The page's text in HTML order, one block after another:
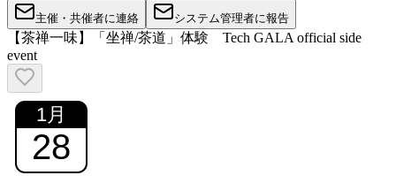
主催・共催者に連絡 システム管理者に報告
【茶禅一味】「坐禅/茶道」体験 Tech GALA official side
event
1月
28